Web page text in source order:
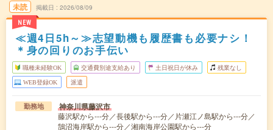
未読
NEW
掲載日 2026/08/09
≪週4日5h～≫志望動機も履歴書も必要ナシ！
＊身の回りのお手伝い
職種未経験OK 交通費別途支給あり 土日祝日が休み 残業なし
WEB登録OK 派遣
勤務地 神奈川県藤沢市
藤沢駅から---分／長後駅から---分／片瀬江ノ島駅から---分／
鵠沼海岸駅から---分／湘南海岸公園駅から---分